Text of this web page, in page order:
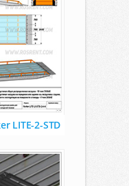
LITE-2-STD